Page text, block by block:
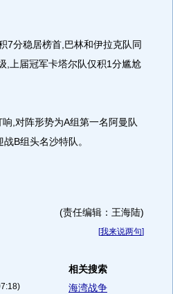
分稳居榜首,巴林和伊拉克队同
,上届冠军卡塔尔队仅积1分尴尬
,对阵形势为A组第一名阿曼队
B组头名沙特队。
(责任编辑：王海陆)
[我来说两句]
相关搜索
海湾战争